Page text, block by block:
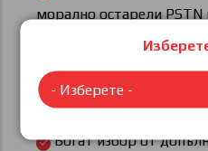
морално остарели PSTN
Комуникационно
малки и средни фирми.
Богат избор от